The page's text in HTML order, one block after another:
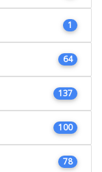
1
64
137
100
78